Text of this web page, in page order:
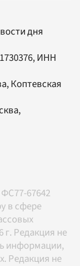
дня
ИНН
Коптевская
,
67642
в сфере
г. Редакция не
информации,
Редакция не